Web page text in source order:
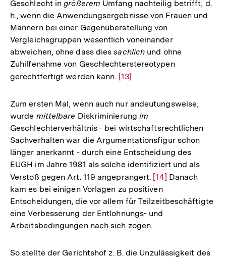
Geschlecht ingrößerem Umfang nachteilig betrifft, d.
h., wenn die Anwendungsergebnisse von Frauen und
Männern bei einer Gegenüberstellung von
Vergleichsgruppen wesentlich voneinander
abweichen, ohne dass diessachlich und ohne
Zuhilfenahme von Geschlechterstereotypen
gerechtfertigt werden kann. Zur
der
Fußnote
[13]
Zum ersten Mal, wenn auch nur andeutungsweise,
wurde mittelbare Diskriminierung im
Geschlechterverhältnis - bei wirtschaftsrechtlichen
Sachverhalten war die Argumentationsfigur schon
länger anerkannt - durch eine Entscheidung des
EUGH im Jahre 1981 als solche identifiziert und als
Verstoß gegen Art. 119 angeprangert. Zur
Auflösung
der
Fußnote
[14] Danach
kam es bei einigen Vorlagen zu positiven
Entscheidungen, die vor allem für Teilzeitbeschäftigte
eine Verbesserung der Entlohnungs- und
Arbeitsbedingungen nach sich zogen.
So stellte der Gerichtshof z. B. die Unzulässigkeit des